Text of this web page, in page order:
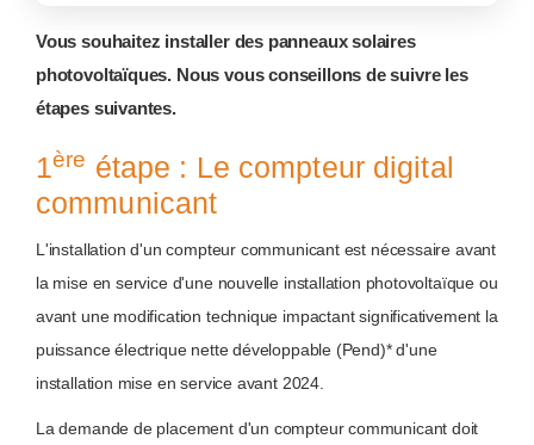
Vous souhaitez installer des panneaux solaires
photovoltaïques. Nous vous conseillons de suivre les
étapes suivantes.
1ère étape : Le compteur digital
communicant
L'installation d'un compteur communicant est nécessaire avant
la mise en service d'une nouvelle installation photovoltaïque ou
avant une modification technique impactant significativement la
puissance électrique nette développable (Pend)* d'une
installation mise en service avant 2024.
La demande de placement d'un compteur communicant doit